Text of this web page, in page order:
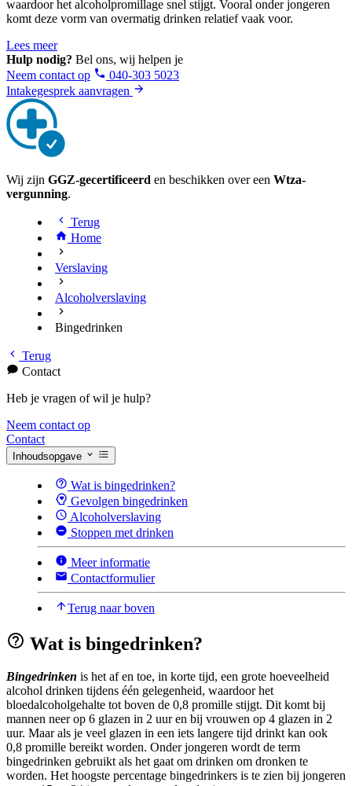
waardoor het alcoholpromillage snel stijgt. Vooral onder jongeren
komt deze vorm van overmatig drinken relatief vaak voor.
Lees meer
Hulp nodig? Bel ons, wij helpen je
Neem contact op
040-303 5023
Intakegesprek aanvragen
Wij zijn GGZ-gecertificeerd en beschikken over een Wtza-
vergunning.
Terug
Home
Verslaving
Alcoholverslaving
Bingedrinken
Terug
Contact
Heb je vragen of wil je hulp?
Neem contact op
Contact
Inhoudsopgave
Wat is bingedrinken?
Gevolgen bingedrinken
Alcoholverslaving
Stoppen met drinken
Meer informatie
Contactformulier
Terug naar boven
Wat is bingedrinken?
Bingedrinken is het af en toe, in korte tijd, een grote hoeveelheid
alcohol drinken tijdens één gelegenheid, waardoor het
bloedalcoholgehalte tot boven de 0,8 promille stijgt. Dit komt bij
mannen neer op 6 glazen in 2 uur en bij vrouwen op 4 glazen in 2
uur. Maar als je veel glazen in een iets langere tijd drinkt kan ook
0,8 promille bereikt worden. Onder jongeren wordt de term
bingedrinken gebruikt als het gaat om drinken om dronken te
worden. Het hoogste percentage bingedrinkers is te zien bij jongeren